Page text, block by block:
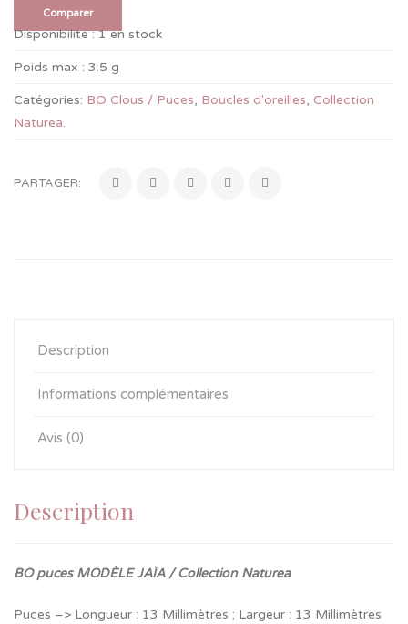
Comparer
Disponibilité : 1 en stock
Poids max : 3.5 g
Catégories: BO Clous / Puces, Boucles d'oreilles, Collection
Naturea.
PARTAGER:
Description
Informations complémentaires
Avis (0)
Description
BO puces MODÈLE JAÏA / Collection Naturea
Puces –> Longueur : 13 Millimètres ; Largeur : 13 Millimètres